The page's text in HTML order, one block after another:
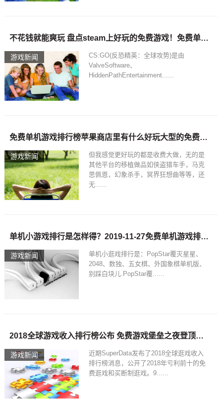
游戏新闻
不花钱就能爽玩 盘点steam上好玩的免费游戏！免费单机游戏排行榜
CS:GO(反恐精英：全球攻势)是由
ValveSoftware、
HiddenPathEntertainment......
游戏新闻
免费单机游戏排行榜苹果商店里有什么好玩大型的免费单机游戏
但我感觉更好玩的都是收费大做，无的是
其他平台的移植做品如侠盗猎车手，马克
思佩恩，幻象杀手，冥界狂想曲等等，还
无......
游戏新闻
单机小游戏排行是怎样得？2019-11-27免费单机游戏排行榜
单机小逛戏排行是：PopStar覆灭星星、
2048、数独、五女棋、外国象棋单机版、
别踩白块儿.PopStar覆......
游戏新闻
2018全球游戏收入排行榜公布 免费游戏堡垒之夜登顶？免费单机游戏排行榜
近期SuperData发布了2018全球逛戏收入
排行榜消息，公开了2018年亏利前十的免
费逛戏和买断制逛戏。9......